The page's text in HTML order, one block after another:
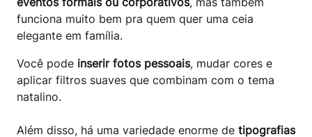
funciona muito bem pra quem quer uma ceia
elegante em família.
Você pode inserir fotos pessoais, mudar cores e
aplicar filtros suaves que combinam com o tema
natalino.
Além disso, há uma variedade enorme de tipografias